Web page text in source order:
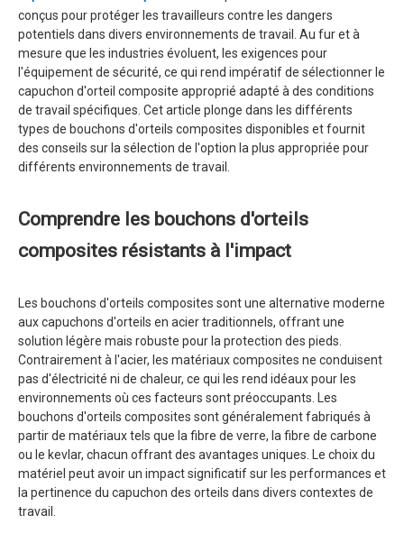
conçus pour protéger les travailleurs contre les dangers
potentiels dans divers environnements de travail. Au fur et à
mesure que les industries évoluent, les exigences pour
l'équipement de sécurité, ce qui rend impératif de sélectionner le
capuchon d'orteil composite approprié adapté à des conditions
de travail spécifiques. Cet article plonge dans les différents
types de bouchons d'orteils composites disponibles et fournit
des conseils sur la sélection de l'option la plus appropriée pour
différents environnements de travail.
Comprendre les bouchons d'orteils
composites résistants à l'impact
Les bouchons d'orteils composites sont une alternative moderne
aux capuchons d'orteils en acier traditionnels, offrant une
solution légère mais robuste pour la protection des pieds.
Contrairement à l'acier, les matériaux composites ne conduisent
pas d'électricité ni de chaleur, ce qui les rend idéaux pour les
environnements où ces facteurs sont préoccupants. Les
bouchons d'orteils composites sont généralement fabriqués à
partir de matériaux tels que la fibre de verre, la fibre de carbone
ou le kevlar, chacun offrant des avantages uniques. Le choix du
matériel peut avoir un impact significatif sur les performances et
la pertinence du capuchon des orteils dans divers contextes de
travail.